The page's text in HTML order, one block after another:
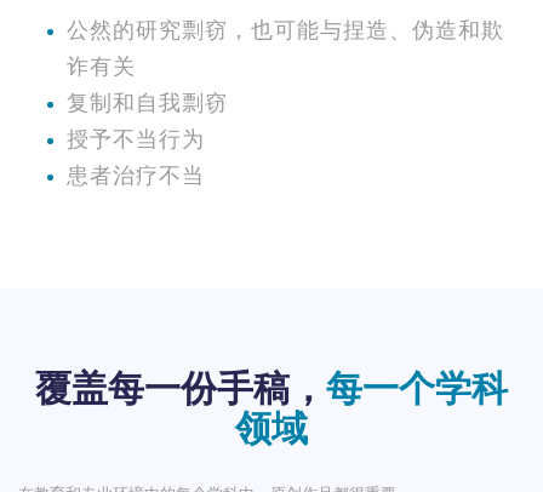
公然的研究剽窃，也可能与捏造、伪造和欺
诈有关
复制和自我剽窃
授予不当行为
患者治疗不当
覆盖每一份手稿， 每一个学科
领域